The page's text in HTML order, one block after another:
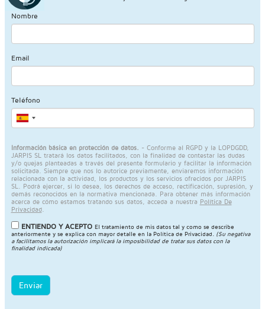
Nombre
Email
Teléfono
Información básica en protección de datos. - Conforme al RGPD y la LOPDGDD,
JARPIS SL tratará los datos facilitados, con la finalidad de contestar las dudas
y/o quejas planteadas a través del presente formulario y facilitar la información
solicitada. Siempre que nos lo autorice previamente, enviaremos información
relacionada con la actividad, los productos y los servicios ofrecidos por JARPIS
SL. Podrá ejercer, si lo desea, los derechos de acceso, rectificación, supresión, y
demás reconocidos en la normativa mencionada. Para obtener más información
acerca de cómo estamos tratando sus datos, acceda a nuestra Política De
Privacidad.
ENTIENDO Y ACEPTO El tratamiento de mis datos tal y como se describe
anteriormente y se explica con mayor detalle en la Política de Privacidad. (Su negativa
a facilitarnos la autorización implicará la imposibilidad de tratar sus datos con la
finalidad indicada)
Enviar